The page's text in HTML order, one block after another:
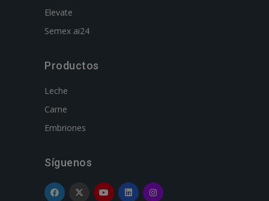
Elevate
Semex ai24
Productos
Leche
Carne
Embriones
Síguenos